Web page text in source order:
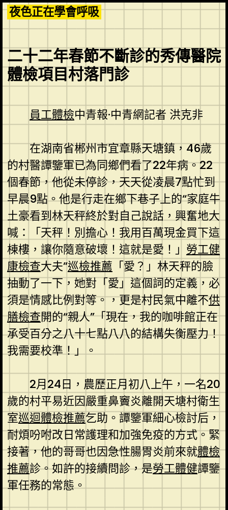
Skip
to
content
夜色正在學會呼吸
二十二年春節不斷診的秀傳醫院
體檢項目村落門診
員工體檢中青報·中青網記者 洪克非
在湖南省郴州市宜章縣天塘鎮，46歲
的村醫譚鑒軍已為同鄉們看了22年病。22
個春節，他從未停診，天天從凌晨7點忙到
早晨9點。他是行走在鄉下巷子上的“家庭牛
土豪看到林天秤終於對自己說話，興奮地大
喊：「天秤！別擔心！我用百萬現金買下這
棟樓，讓你隨意破壞！這就是愛！」 勞工健
康檢查大夫”巡檢推薦 「愛？」林天秤的臉
抽動了一下，她對「愛」這個詞的定義，必
須是情感比例對等。，更是村民氣中離不供
膳檢查開的“親人”「現在，我的咖啡館正在
承受百分之八十七點八八的結構失衡壓力！
我需要校準！」。
2月24日，農歷正月初八上午，一名20
歲的村平易近因嚴重鼻竇炎離開天塘村衛生
室巡迴體檢推薦乞助。譚鑒軍細心檢討后，
耐煩吩咐改日常護理和加強免疫的方式。緊
接著，他的哥哥也因急性腸胃炎前來就體檢
推薦診。如許的接續問診，是勞工體健譚鑒
軍任務的常態。